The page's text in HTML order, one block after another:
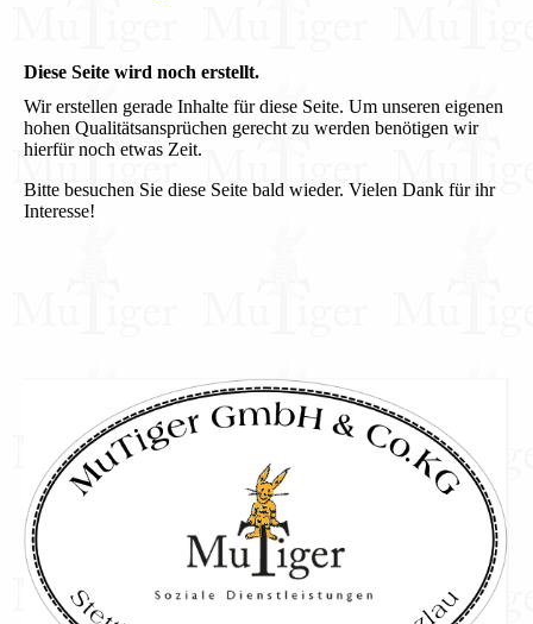
Diese Seite wird noch erstellt.
Wir erstellen gerade Inhalte für diese Seite. Um unseren eigenen
hohen Qualitätsansprüchen gerecht zu werden benötigen wir
hierfür noch etwas Zeit.
Bitte besuchen Sie diese Seite bald wieder. Vielen Dank für ihr
Interesse!